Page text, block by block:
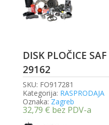
DISK PLOČICE SAF
29162
SKU: FO917281
Kategorija: RASPRODAJA
Oznaka: Zagreb
32,79 € bez PDV-a